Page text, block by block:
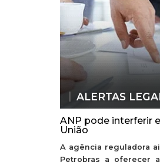
ALERTAS
ANP pode interferir
União
A agência reguladora
Petrobras a oferecer